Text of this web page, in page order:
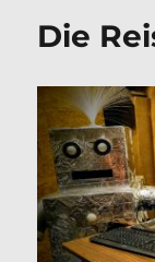
Die